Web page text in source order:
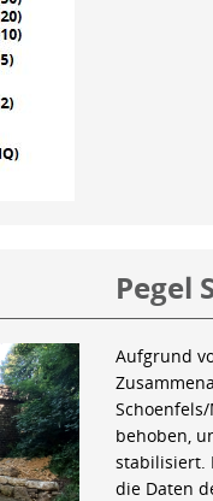
Pegel
Aufgrund
behoben,
stabilisiert.
die Daten